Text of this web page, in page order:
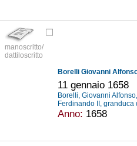
manoscritto/
dattiloscritto
Borelli Giovanni
11 gennaio 1658
Borelli, Giovanni
Ferdinando II,
Anno: 1658